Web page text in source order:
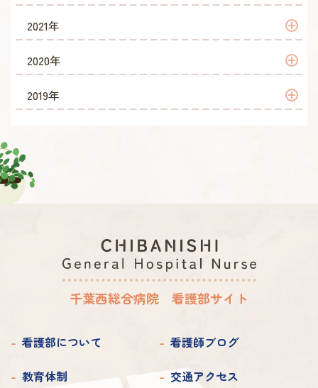
2026年 3月
2026年 2月
2026年 1月
2025年 8月
2025年 7月
2025年 6月
2025年 1月
2024年 9月
2024年 7月
2024年 6月
2024年 4月
2024年 1月
2023年 11月
2023年 10月
2023年 8月
2023年 6月
2023年 3月
2023年 2月
2022年 12月
2022年 11月
2022年 10月
2022年 7月
2022年 4月
2022年 3月
2022年 2月
2022年 1月
2021年
2021年 12月
2021年 11月
2021年 8月
2021年 5月
2021年 4月
2021年 3月
2021年 2月
2020年
2020年 12月
2020年 9月
2020年 6月
2020年 4月
2020年 3月
2019年
2019年 9月
2019年 6月
2019年 4月
2019年 3月
千葉西総合病院 看護部サイト
看護部について
看護師ブログ
教育体制
交通アクセス